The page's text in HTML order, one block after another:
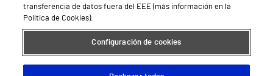
Política de seguridad y salud en el trabajo
Conoce a Supervita
transferencia de datos fuera del EEE (más información en la
Política de Cookies).
Configuración de cookies